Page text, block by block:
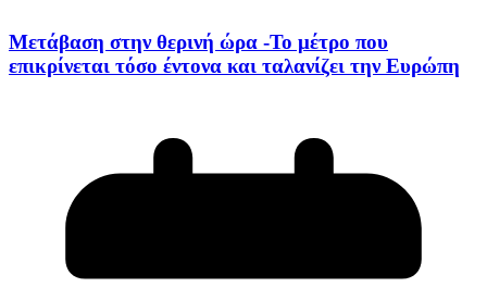
Μετάβαση στην θερινή ώρα -Το μέτρο που
επικρίνεται τόσο έντονα και ταλανίζει την Ευρώπη